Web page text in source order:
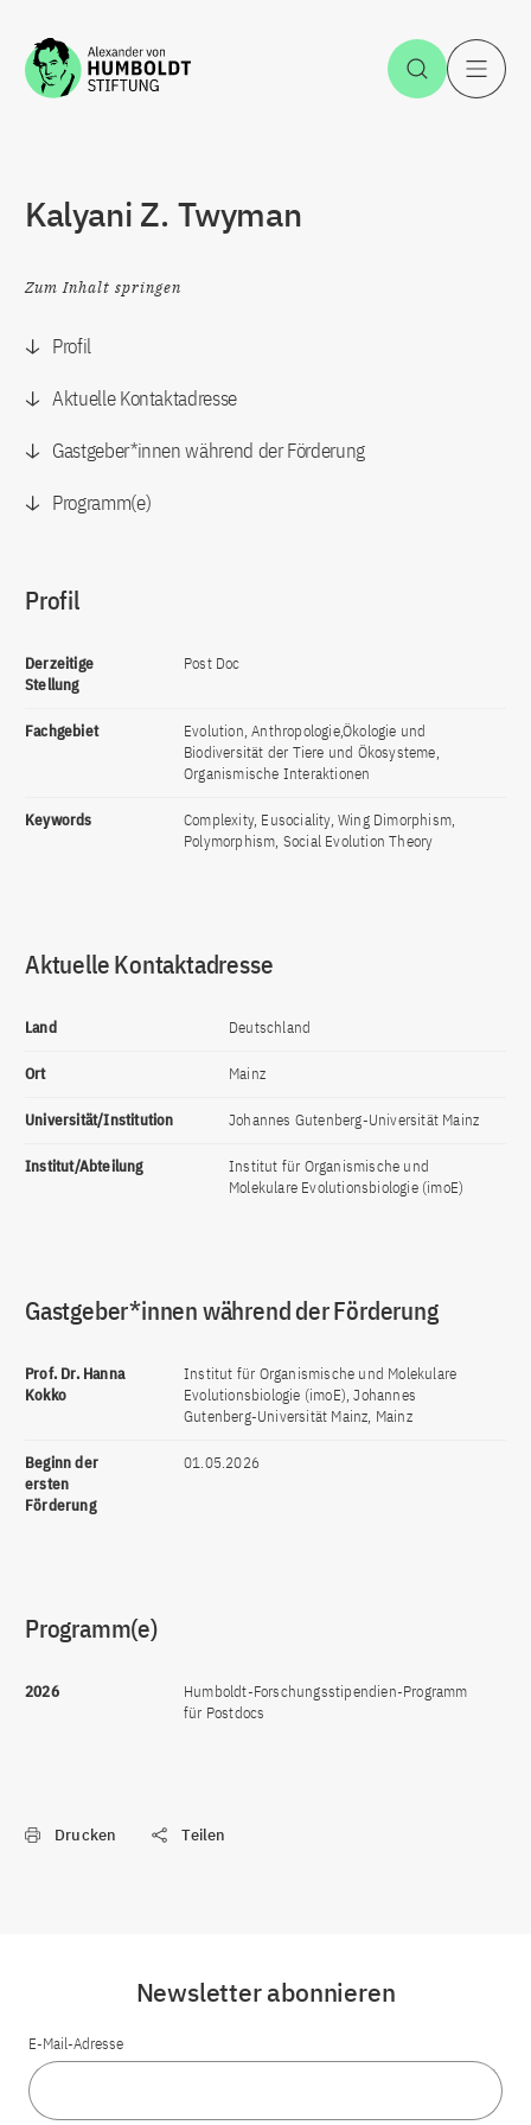
Zum Inhalt springen Suche
Kalyani Z. Twyman
Zum Inhalt springen
Profil
Aktuelle Kontaktadresse
Gastgeber*innen während der Förderung
Programm(e)
Profil
Derzeitige
Stellung
Post Doc
Fachgebiet
Evolution, Anthropologie,Ökologie und
Biodiversität der Tiere und Ökosysteme,
Organismische Interaktionen
Keywords
Complexity, Eusociality, Wing Dimorphism,
Polymorphism, Social Evolution Theory
Aktuelle Kontaktadresse
Land Deutschland
Ort Mainz
Universität/Institution Johannes Gutenberg-Universität Mainz
Institut/Abteilung
Institut für Organismische und
Molekulare Evolutionsbiologie (imoE)
Gastgeber*innen während der Förderung
Prof. Dr. Hanna
Kokko
Institut für Organismische und Molekulare
Evolutionsbiologie (imoE), Johannes
Gutenberg-Universität Mainz, Mainz
Beginn der
ersten
Förderung
01.05.2026
Programm(e)
2026
Humboldt-Forschungsstipendien-Programm
für Postdocs
Drucken Teilen
Newsletter abonnieren
E-Mail-Adresse